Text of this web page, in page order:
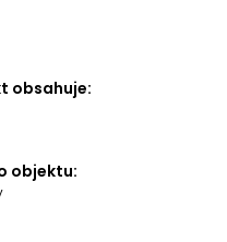
obsahuje:
objektu: